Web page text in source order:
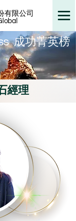
有限公司
成功菁英榜
經理